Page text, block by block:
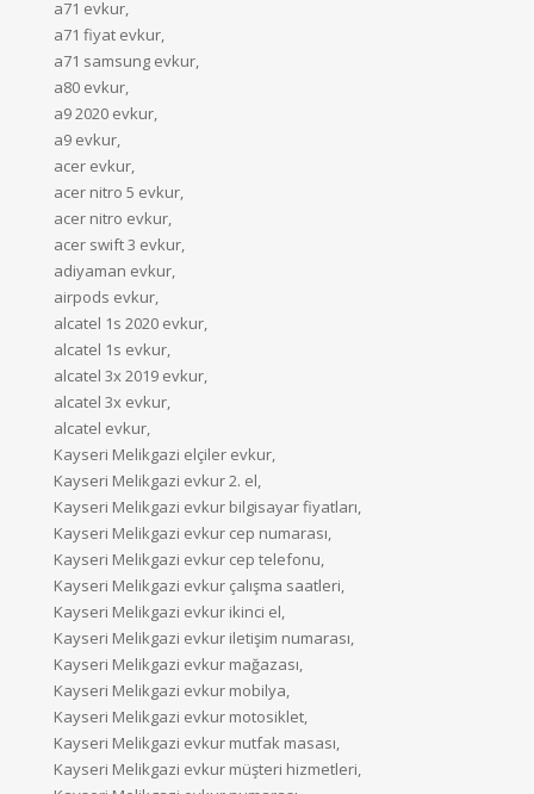
a71 evkur,
a71 fiyat evkur,
a71 samsung evkur,
a80 evkur,
a9 2020 evkur,
a9 evkur,
acer evkur,
acer nitro 5 evkur,
acer nitro evkur,
acer swift 3 evkur,
adiyaman evkur,
airpods evkur,
alcatel 1s 2020 evkur,
alcatel 1s evkur,
alcatel 3x 2019 evkur,
alcatel 3x evkur,
alcatel evkur,
Kayseri Melikgazi elçiler evkur,
Kayseri Melikgazi evkur 2. el,
Kayseri Melikgazi evkur bilgisayar fiyatları,
Kayseri Melikgazi evkur cep numarası,
Kayseri Melikgazi evkur cep telefonu,
Kayseri Melikgazi evkur çalışma saatleri,
Kayseri Melikgazi evkur ikinci el,
Kayseri Melikgazi evkur iletişim numarası,
Kayseri Melikgazi evkur mağazası,
Kayseri Melikgazi evkur mobilya,
Kayseri Melikgazi evkur motosiklet,
Kayseri Melikgazi evkur mutfak masası,
Kayseri Melikgazi evkur müşteri hizmetleri,